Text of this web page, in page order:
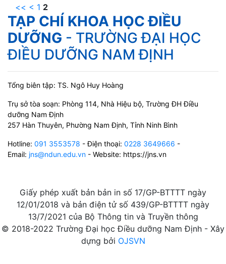
<< < 1 2
TẠP CHÍ KHOA HỌC ĐIỀU
DƯỠNG - TRƯỜNG ĐẠI HỌC
ĐIỀU DƯỠNG NAM ĐỊNH
Tổng biên tập: TS. Ngô Huy Hoàng
Trụ sở tòa soạn: Phòng 114, Nhà Hiệu bộ, Trường ĐH Điều
dưỡng Nam Định
257 Hàn Thuyên, Phường Nam Định, Tỉnh Ninh Bình
Hotline: 091 3553578 - Điện thoại: 0228 3649666 -
Email: jns@ndun.edu.vn - Website: https://jns.vn
Giấy phép xuất bản bản in số 17/GP-BTTTT ngày
12/01/2018 và bản điện tử số 439/GP-BTTTT ngày
13/7/2021 của Bộ Thông tin và Truyền thông
© 2018-2022 Trường Đại học Điều dưỡng Nam Định - Xây
dựng bởi OJSVN